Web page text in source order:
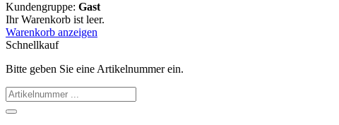
Kundengruppe: Gast
Ihr Warenkorb ist leer.
Warenkorb anzeigen
Schnellkauf
Bitte geben Sie eine Artikelnummer ein.